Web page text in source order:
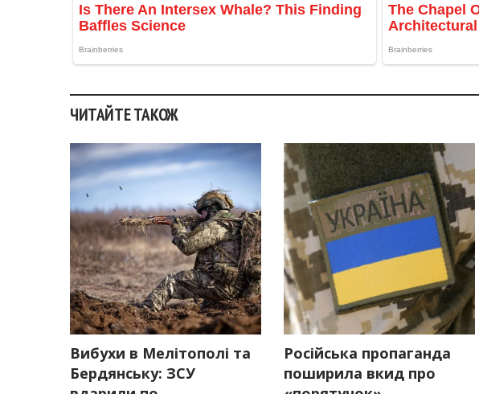
ЧИТАЙТЕ ТАКОЖ
Вибухи в Мелітополі та
Бердянську: ЗСУ
Російська пропаганда
поширила вкид про